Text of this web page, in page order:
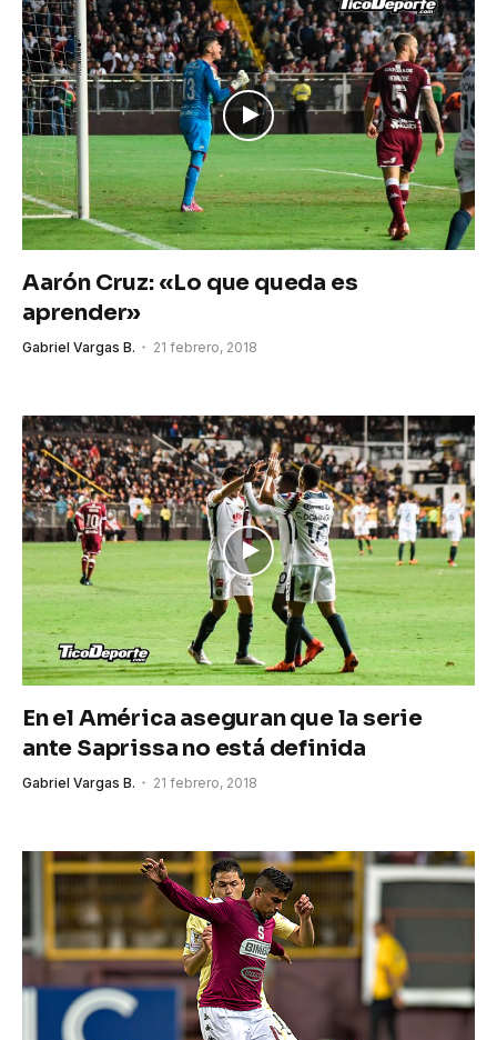
Aarón Cruz: «Lo que queda es
aprender»
Gabriel Vargas B. 21 febrero, 2018
En el América aseguran que la serie
ante Saprissa no está definida
Gabriel Vargas B. 21 febrero, 2018